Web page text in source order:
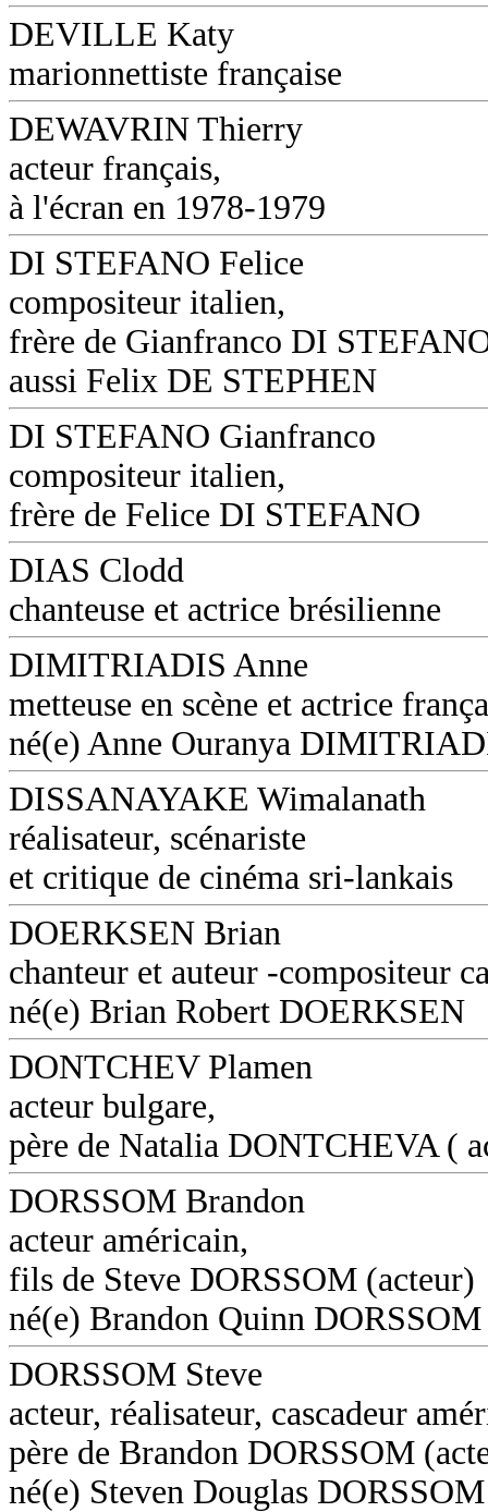
DEVILLE Katy
marionnettiste française
DEWAVRIN Thierry
acteur français,
à l'écran en 1978-1979
DI STEFANO Felice
compositeur italien,
frère de Gianfranco DI
aussi Felix DE STEPHEN
DI STEFANO Gianfranco
compositeur italien,
frère de Felice DI STEFANO
DIAS Clodd
chanteuse et actrice brésilienne
DIMITRIADIS Anne
metteuse en scène et actrice
né(e) Anne Ouranya
DISSANAYAKE Wimalanath
réalisateur, scénariste
et critique de cinéma sri-lankais
DOERKSEN Brian
chanteur et auteur -compositeur
né(e) Brian Robert DOERKSEN
DONTCHEV Plamen
acteur bulgare,
père de Natalia DONTCHEVA (
DORSSOM Brandon
acteur américain,
fils de Steve DORSSOM (acteur)
né(e) Brandon Quinn DORSSOM
DORSSOM Steve
acteur, réalisateur, cascadeur
père de Brandon DORSSOM
né(e) Steven Douglas DORSSOM